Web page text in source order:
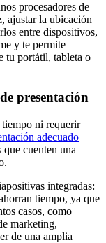
procesadores de
ajustar la ubicación
entre dispositivos,
y te permite
tu portátil, tableta o
presentación
tiempo ni requerir
adecuado
que cuenten una
integradas:
tiempo, ya que
casos, como
marketing,
de una amplia